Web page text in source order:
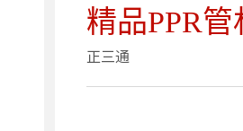
精品PPR
正三通